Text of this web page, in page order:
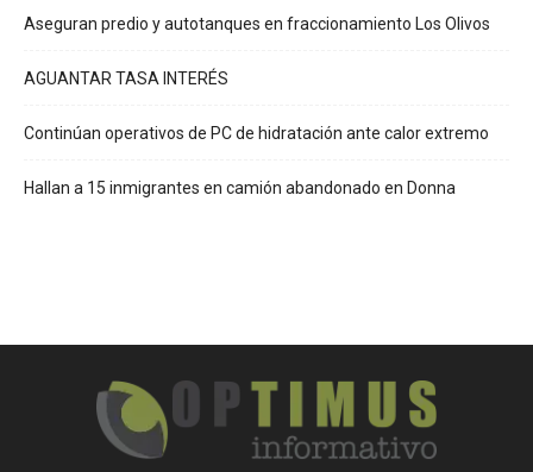
Aseguran predio y autotanques en fraccionamiento Los Olivos
AGUANTAR TASA INTERÉS
Continúan operativos de PC de hidratación ante calor extremo
Hallan a 15 inmigrantes en camión abandonado en Donna